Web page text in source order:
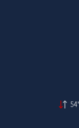
54'